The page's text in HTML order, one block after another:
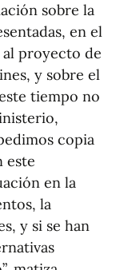
sobre la
en el
al proyecto de
y sobre el
tiempo no
copia
este
en la
la
y si se han